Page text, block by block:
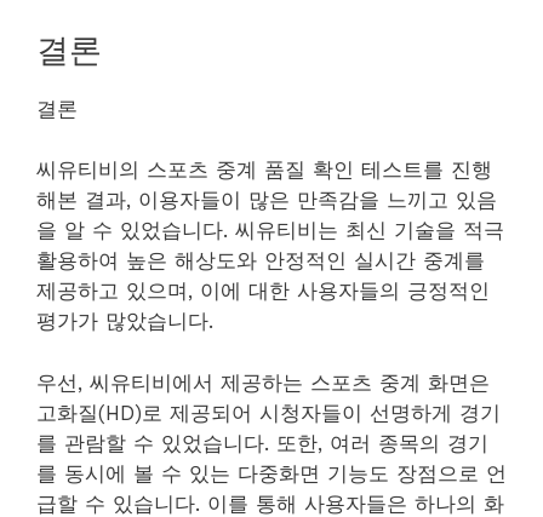
결론
결론
씨유티비의 스포츠 중계 품질 확인 테스트를 진행
해본 결과, 이용자들이 많은 만족감을 느끼고 있음
을 알 수 있었습니다. 씨유티비는 최신 기술을 적극
활용하여 높은 해상도와 안정적인 실시간 중계를
제공하고 있으며, 이에 대한 사용자들의 긍정적인
평가가 많았습니다.
우선, 씨유티비에서 제공하는 스포츠 중계 화면은
고화질(HD)로 제공되어 시청자들이 선명하게 경기
를 관람할 수 있었습니다. 또한, 여러 종목의 경기
를 동시에 볼 수 있는 다중화면 기능도 장점으로 언
급할 수 있습니다. 이를 통해 사용자들은 하나의 화